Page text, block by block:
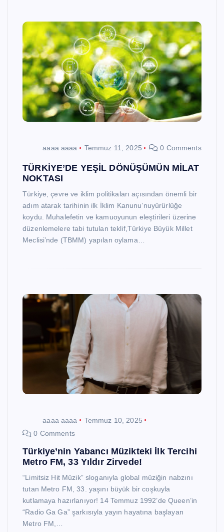
aaaa aaaa Temmuz 11, 2025 0 Comments
TÜRKİYE’DE YEŞİL DÖNÜŞÜMÜN MİLAT
NOKTASI
Türkiye, çevre ve iklim politikaları açısından önemli bir
adım atarak tarihinin ilk İklim Kanunu’nuyürürlüğe
koydu. Muhalefetin ve kamuoyunun eleştirileri üzerine
düzenlemelere tabi tutulan teklif,Türkiye Büyük Millet
Meclisi’nde (TBMM) yapılan oylama…
aaaa aaaa
Temmuz 10, 2025
0 Comments
Türkiye’nin Yabancı Müzikteki İlk Tercihi
Metro FM, 33 Yıldır Zirvede!
“Limitsiz Hit Müzik” sloganıyla global müziğin nabzını
tutan Metro FM, 33. yaşını büyük bir coşkuyla
kutlamaya hazırlanıyor! 14 Temmuz 1992’de Queen’in
“Radio Ga Ga” şarkısıyla yayın hayatına başlayan
Metro FM,…